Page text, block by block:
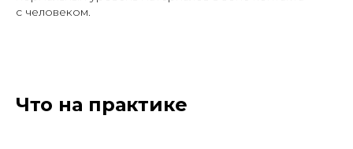
с человеком.
Что на практике